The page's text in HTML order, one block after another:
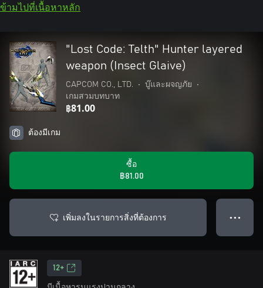
ข้ามไปที่เนื้อหาหลัก
"Lost Code: Telth" Hunter layered
weapon (Insect Glaive)
CAPCOM CO., LTD. • บู๊และผจญภัย
•
เกมสวมบทบาท
฿81.00
ต้องมีเกม
ซื้อ
฿81.00
เพิ่มลงในรายการสิ่งที่ต้องการ ● ● ●
12+